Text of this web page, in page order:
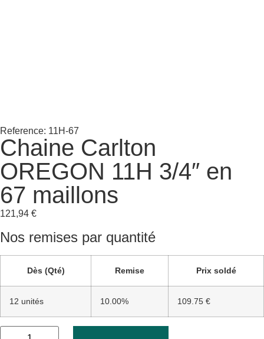
Reference: 11H-67
Chaine Carlton
OREGON 11H 3/4″ en
67 maillons
121,94 €
Nos remises par quantité
Dès (Qté) Remise Prix soldé
12 unités 10.00% 109.75 €